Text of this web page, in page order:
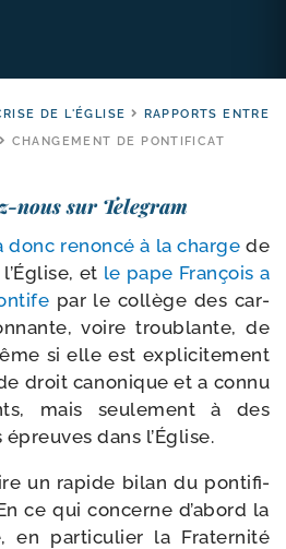
DE L'ÉGLISE
RAPPORTS ENTRE
CHANGEMENT DE PONTIFICAT
nous sur Telegram
donc renon­cé à la charge de
et le pape François a
par le col­lège des car­
voire trou­blante, de
si elle est expli­ci­te­ment
droit cano­nique et a connu
mais seule­ment à des
dans l’Église.
un rapide bilan du pon­ti­fi­
ce qui concerne d’a­bord la
en par­ti­cu­lier la Fraternité